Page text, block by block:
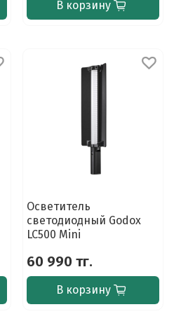
В корзину
Осветитель
светодиодный Godox
LC500 Mini
60 990 тг.
В корзину